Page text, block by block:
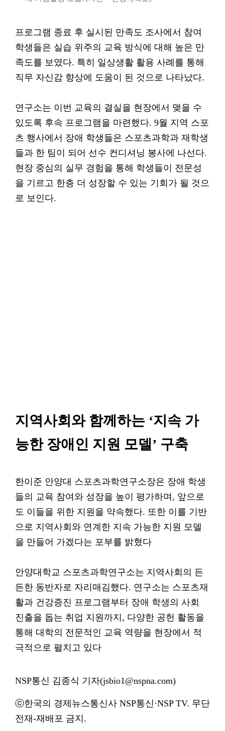
프로그램 종료 후 실시된 만족도 조사에서 참여
학생들은 실습 위주의 교육 방식에 대해 높은 만
족도를 보였다. 특히 일상생활 활용 사례를 통해
직무 자신감 향상에 도움이 된 것으로 나타났다.
연구소는 이번 교육의 결실을 현장에서 맺을 수
있도록 후속 프로그램을 마련했다. 9월 지역 스포
츠 행사에서 장애 학생들은 스포츠과학과 재학생
들과 한 팀이 되어 선수 컨디셔닝 봉사에 나선다.
현장 중심의 실무 경험을 통해 학생들이 전문성
을 기르고 한층 더 성장할 수 있는 기회가 될 것으
로 보인다.
지역사회와 함께하는 ‘지속 가
능한 장애인 지원 모델’ 구축
한이준 안양대 스포츠과학연구소장은 장애 학생
들의 교육 참여와 성장을 높이 평가하며, 앞으로
도 이들을 위한 지원을 약속했다. 또한 이를 기반
으로 지역사회와 연계한 지속 가능한 지원 모델
을 만들어 가겠다는 포부를 밝혔다
안양대학교 스포츠과학연구소는 지역사회의 든
든한 동반자로 자리매김했다. 연구소는 스포츠재
활과 건강증진 프로그램부터 장애 학생의 사회
진출을 돕는 취업 지원까지, 다양한 공헌 활동을
통해 대학의 전문적인 교육 역량을 현장에서 적
극적으로 펼치고 있다
NSP통신 김종식 기자(jsbio1@nspna.com)
ⓒ한국의 경제뉴스통신사 NSP통신·NSP TV. 무단
전재-재배포 금지.